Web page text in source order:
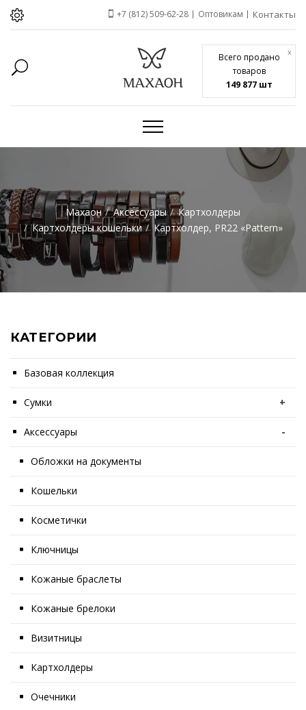
Всего продано
товаров
149 877 шт
x
+7 (812) 509-62-28 Оптовикам Контакты
Махаон Аксессуары
Картхолдеры
Картхолдеры кошельки
Картхолдер, PR22 «Pattern»
КАТЕГОРИИ
Базовая коллекция
Сумки +
Аксессуары -
Обложки на документы
Кошельки
Косметички
Ключницы
Кожаные браслеты
Кожаные брелоки
Визитницы
Картхолдеры
Очечники